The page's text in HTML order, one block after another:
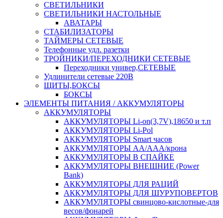
СВЕТИЛЬНИКИ
СВЕТИЛЬНИКИ НАСТОЛЬНЫЕ
АВАТАРЫ
СТАБИЛИЗАТОРЫ
ТАЙМЕРЫ СЕТЕВЫЕ
Телефонные удл. разетки
ТРОЙНИКИ/ПЕРЕХОДНИКИ СЕТЕВЫЕ
Переходники универ,СЕТЕВЫЕ
Удлинители сетевые 220В
ЩИТЫ,БОКСЫ
БОКСЫ
ЭЛЕМЕНТЫ ПИТАНИЯ / АККУМУЛЯТОРЫ
АККУМУЛЯТОРЫ
АККУМУЛЯТОРЫ Li-on(3,7V),18650 и т.п
АККУМУЛЯТОРЫ Li-Pol
АККУМУЛЯТОРЫ Smart часов
АККУМУЛЯТОРЫ АА/ААА/крона
АККУМУЛЯТОРЫ В СПАЙКЕ
АККУМУЛЯТОРЫ ВНЕШНИЕ (Power
Bank)
АККУМУЛЯТОРЫ ДЛЯ РАЦИЙ
АККУМУЛЯТОРЫ ДЛЯ ШУРУПОВЕРТОВ
АККУМУЛЯТОРЫ свинцово-кислотные-для
весов/фонарей